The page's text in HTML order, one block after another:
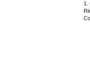
1.